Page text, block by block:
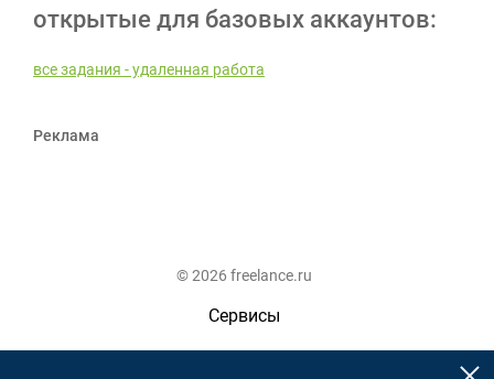
открытые для базовых аккаунтов:
все задания - удаленная работа
Реклама
© 2026 freelance.ru
Сервисы
Помощь